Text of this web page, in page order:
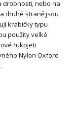
drobnosti, nebo na
druhé straně jsou
krabičky typu
použity velké
rukojeti
Nylon Oxford